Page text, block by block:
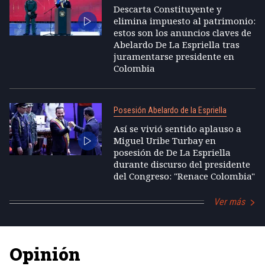
Descarta Constituyente y
elimina impuesto al patrimonio:
estos son los anuncios claves de
Abelardo De La Espriella tras
juramentarse presidente en
Colombia
Posesión Abelardo de la Espriella
Así se vivió sentido aplauso a
Miguel Uribe Turbay en
posesión de De La Espriella
durante discurso del presidente
del Congreso: "Renace Colombia"
Ver más
Opinión